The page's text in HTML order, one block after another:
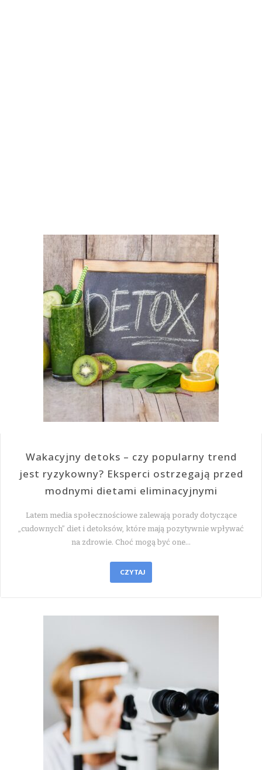
Wakacyjny detoks – czy popularny trend
jest ryzykowny? Eksperci ostrzegają przed
modnymi dietami eliminacyjnymi
Latem media społecznościowe zalewają porady dotyczące
„cudownych” diet i detoksów, które mają pozytywnie wpływać
na zdrowie. Choć mogą być one…
CZYTAJ